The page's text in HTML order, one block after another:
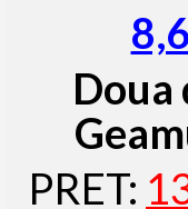
Doua
PRET: